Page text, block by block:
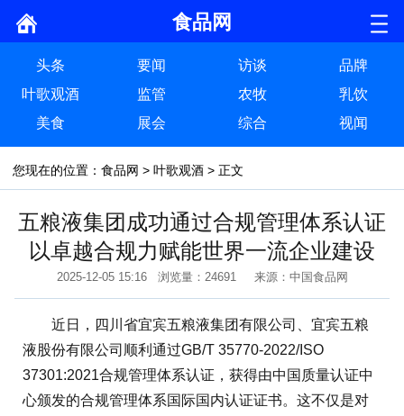
食品网
头条 要闻 访谈
品牌
叶歌观酒
监管 农牧
乳饮
美食
展会 综合 视闻
您现在的位置： 食品网 > 叶歌观酒 > 正文
五粮液集团成功通过合规管理体系认证
以卓越合规力赋能世界一流企业建设​
2025-12-05 15:16 浏览量：24691 来源：中国食品网
近日，四川省宜宾五粮液集团有限公司、宜宾五粮
液股份有限公司顺利通过GB/T 35770-2022/ISO
37301:2021合规管理体系认证，获得由中国质量认证中
心颁发的合规管理体系国际国内认证证书。这不仅是对